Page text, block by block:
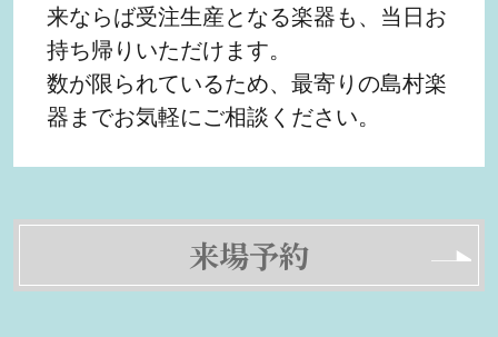
来ならば受注生産となる楽器も、当日お
持ち帰りいただけます。
数が限られているため、最寄りの島村楽
器までお気軽にご相談ください。
来場予約